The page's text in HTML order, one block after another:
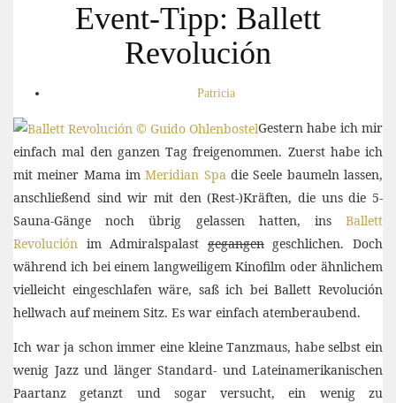
Event-Tipp: Ballett
Revolución
Patricia
Gestern habe ich mir
einfach mal den ganzen Tag freigenommen. Zuerst habe ich
mit meiner Mama imMeridian Spadie Seele baumeln lassen,
anschließend sind wir mit den (Rest-)Kräften, die uns die 5-
Sauna-Gänge noch übrig gelassen hatten, ins Ballett
Revolución im Admiralspalastgegangengeschlichen. Doch
während ich bei einem langweiligem Kinofilm oder ähnlichem
vielleicht eingeschlafen wäre, saß ich bei Ballett Revolución
hellwach auf meinem Sitz. Es war einfach atemberaubend.
Ich war ja schon immer eine kleine Tanzmaus, habe selbst ein
wenig Jazz und länger Standard- und Lateinamerikanischen
Paartanz getanzt und sogar versucht, ein wenig zu